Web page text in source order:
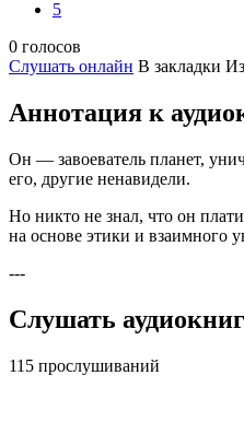
5
0 голосов
Слушать онлайн В закладки
Аннотация к
Он — завоеватель планет,
его, другие ненавидели.
Но никто не знал, что он
на основе этики и взаимного
---
Слушать
115 прослушиваний